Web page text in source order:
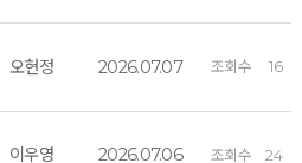
오현정 2026.07.07 조회수 16
이우영 2026.07.06 조회수 24